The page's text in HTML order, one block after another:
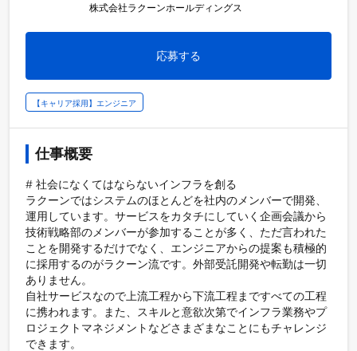
株式会社ラクーンホールディングス
応募する
【キャリア採用】エンジニア
仕事概要
# 社会になくてはならないインフラを創る
ラクーンではシステムのほとんどを社内のメンバーで開発、
運用しています。サービスをカタチにしていく企画会議から
技術戦略部のメンバーが参加することが多く、ただ言われた
ことを開発するだけでなく、エンジニアからの提案も積極的
に採用するのがラクーン流です。外部受託開発や転勤は一切
ありません。
自社サービスなので上流工程から下流工程まですべての工程
に携われます。また、スキルと意欲次第でインフラ業務やプ
ロジェクトマネジメントなどさまざまなことにもチャレンジ
できます。